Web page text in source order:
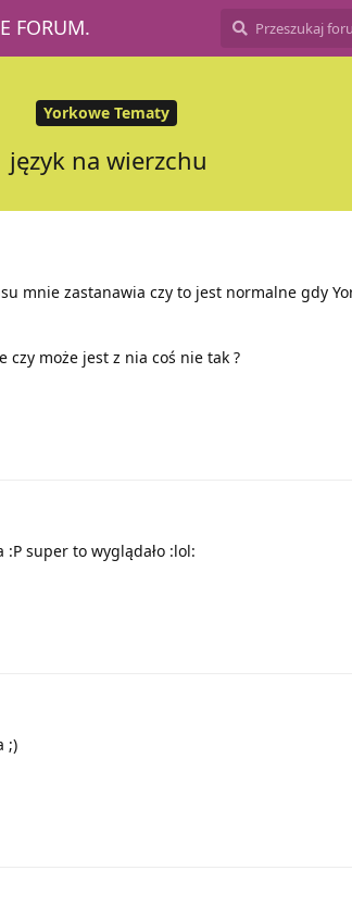
FORUM.
Yorkowe Tematy
język na wierzchu
mnie zastanawia czy to jest normalne gdy
może jest z nia coś nie tak ?
:P super to wyglądało :lol:
;)